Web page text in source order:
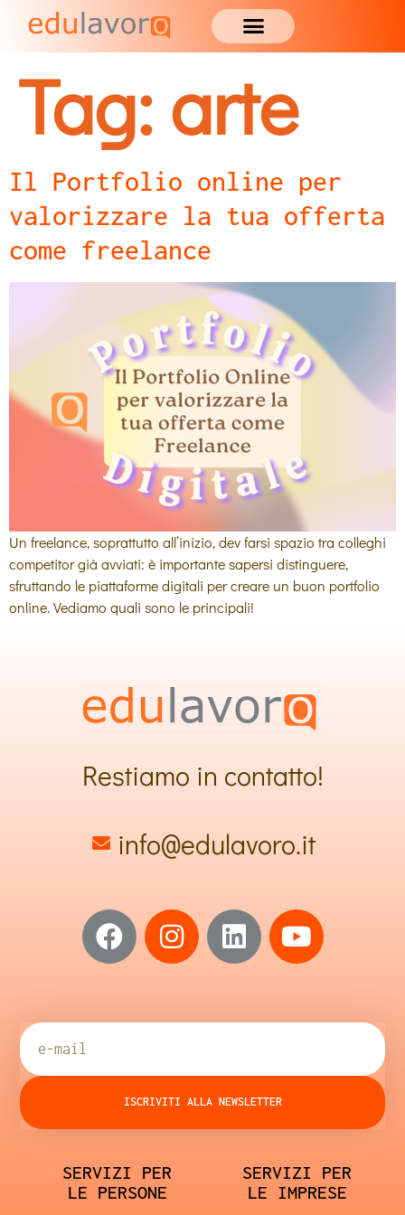
Tag:arte
Il Portfolio online per
valorizzare la tua offerta
come freelance
Un freelance, soprattutto all’inizio, dev farsi spazio tra colleghi
competitor già avviati: è importante sapersi distinguere,
sfruttando le piattaforme digitali per creare un buon portfolio
online. Vediamo quali sono le principali!
Restiamo in contatto!
info@edulavoro.it
ISCRIVITI ALLA NEWSLETTER
SERVIZI PER
LE PERSONE
SERVIZI PER
LE IMPRESE